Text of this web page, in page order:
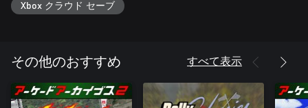
Xbox クラウド セーブ
その他のおすすめ すべて表示